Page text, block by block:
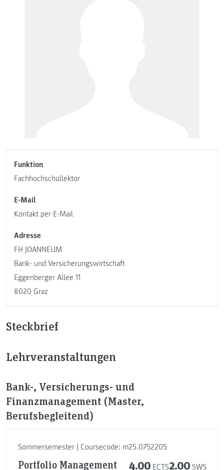
Funktion
Fachhochschullektor
E-Mail
Kontakt per E-Mail
Adresse
FH JOANNEUM
Bank- und Versicherungswirtschaft
Eggenberger Allee 11
8020 Graz
Steckbrief
Lehrveranstaltungen
Bank-, Versicherungs- und
Finanzmanagement (Master,
Berufsbegleitend)
Sommersemester | Coursecode: m25.0752205
Portfolio Management 4.00 ECTS2.00 SWS